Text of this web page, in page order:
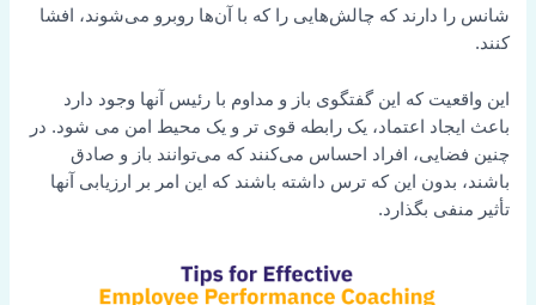
شانس را دارند که چالش‌هایی را که با آن‌ها روبرو می‌شوند، افشا
کنند.
این واقعیت که این گفتگوی باز و مداوم با رئیس آنها وجود دارد
باعث ایجاد اعتماد، یک رابطه قوی تر و یک محیط امن می شود. در
چنین فضایی، افراد احساس می‌کنند که می‌توانند باز و صادق
باشند، بدون این که ترس داشته باشند که این امر بر ارزیابی آنها
تأثیر منفی بگذارد.